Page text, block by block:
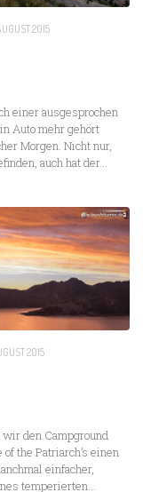
2015
einer ausgesprochen
Auto mehr gehört
Morgen. Nicht nur,
auch hat der...
2015
den Campground
the Patriarch’s einen
einfacher,
temperierten...